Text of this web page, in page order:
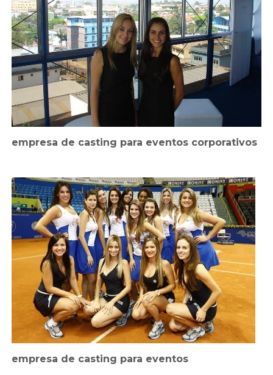
empresa de casting para eventos corporativos
empresa de casting para eventos